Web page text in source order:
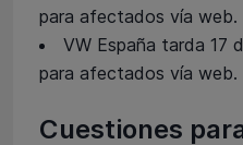
para afectados vía web.
VW España tarda 17
para afectados vía web.
Cuestiones